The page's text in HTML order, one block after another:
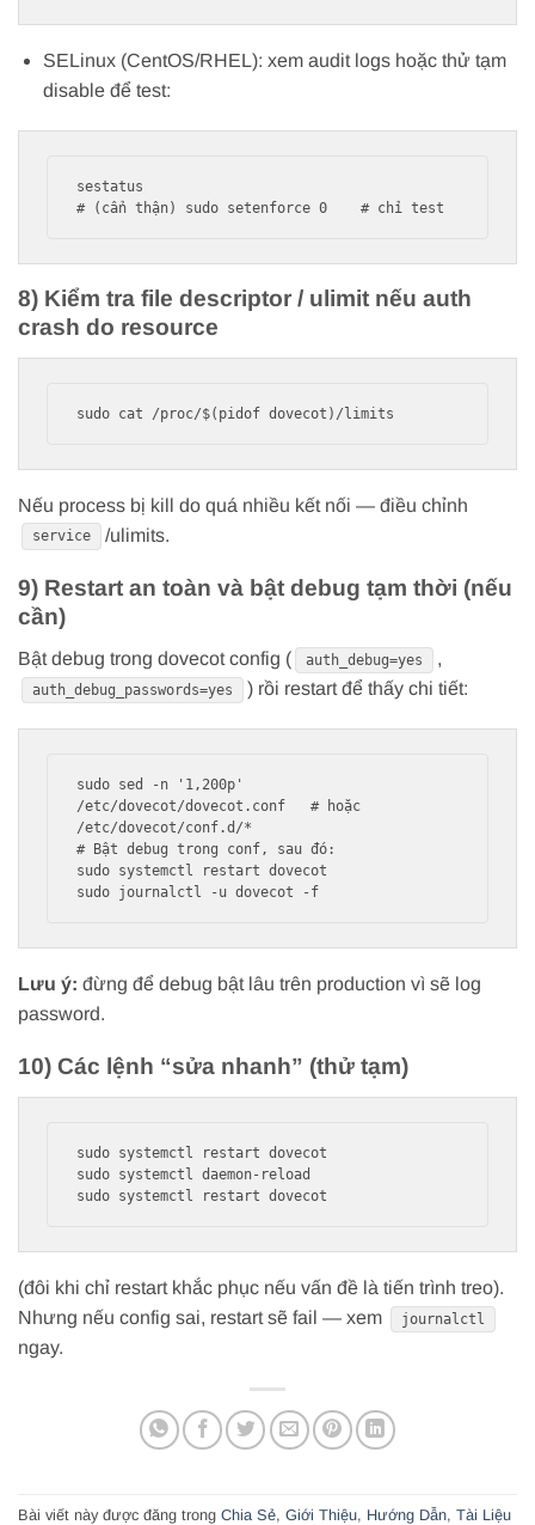
SELinux (CentOS/RHEL): xem audit logs hoặc thử tạm
disable để test:
sestatus
8) Kiểm tra file descriptor / ulimit nếu auth
crash do resource
Nếu process bị kill do quá nhiều kết nối — điều chỉnh
service /ulimits.
9) Restart an toàn và bật debug tạm thời (nếu
cần)
Bật debug trong dovecot config ( auth_debug=yes ,
auth_debug_passwords=yes ) rồi restart để thấy chi tiết:
sudo sed -n '1,200p'
/etc/dovecot/dovecot.conf   # hoặc
/etc/dovecot/conf.d/*
# Bật debug trong conf, sau đó:
sudo systemctl restart dovecot
Lưu ý: đừng để debug bật lâu trên production vì sẽ log
password.
10) Các lệnh “sửa nhanh” (thử tạm)
sudo systemctl restart dovecot
sudo systemctl daemon-reload
(đôi khi chỉ restart khắc phục nếu vấn đề là tiến trình treo).
Nhưng nếu config sai, restart sẽ fail — xem
journalctl
ngay.
Bài viết này được đăng trong Chia Sẻ, Giới Thiệu, Hướng Dẫn, Tài Liệu